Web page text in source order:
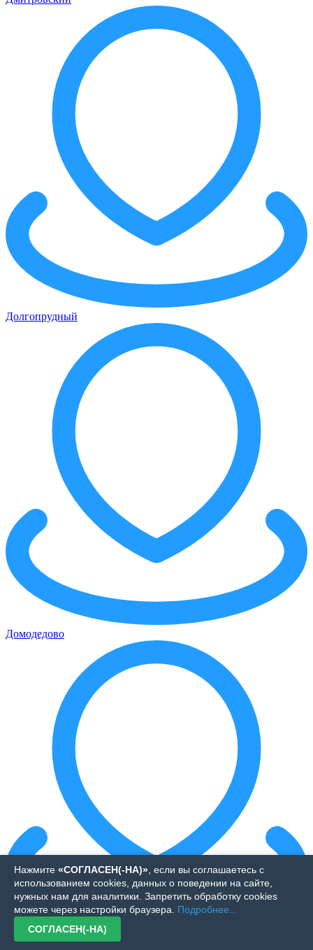
Долгопрудный
Домодедово
Нажмите «СОГЛАСЕН(-НА)» , если вы соглашаетесь с
использованием cookies, данных о поведении на сайте,
нужных нам для аналитики. Запретить обработку cookies
можете через настройки браузера. Подробнее...
СОГЛАСЕН(-НА)